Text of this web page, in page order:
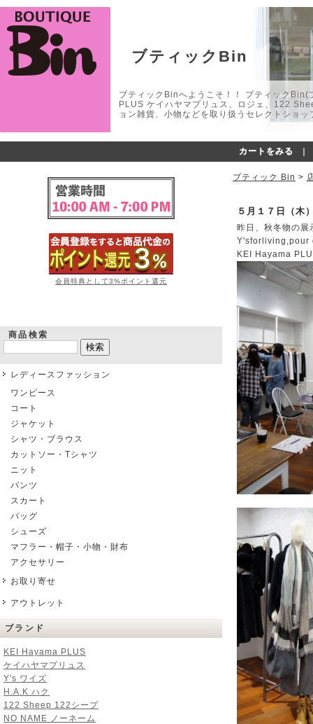
ブティックBin
ブティックBinへようこそ！！ ブティック
PLUS ケイハヤマプリュス、ロジェ、122
ョン雑貨、小物などを取り扱うセレクトショ
カートをみる
会員特典として3%ポイント還元
商品検索
レディースファッション
ワンピース
コート
ジャケット
シャツ・ブラウス
カットソー・Tシャツ
ニット
パンツ
スカート
バッグ
シューズ
マフラー・帽子・小物・財布
アクセサリー
お取り寄せ
アウトレット
ブランド
KEI Hayama PLUS
ケイハヤマプリュス
Y's ワイズ
H.A.K ハク
122 Sheep 122シープ
NO NAME ノーネーム
ブティック Bin >
５月１７日（木
昨日、秋冬物の
Y'sforliving,pour
KEI Hayama